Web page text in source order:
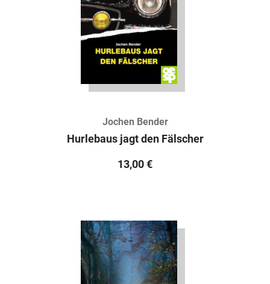
Jochen Bender
Hurlebaus jagt den Fälscher
13,00 €